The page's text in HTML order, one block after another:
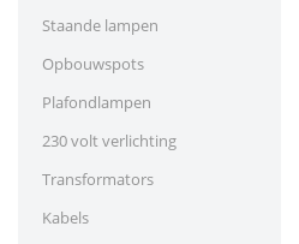
Staande lampen
Opbouwspots
Plafondlampen
230 volt verlichting
Transformators
Kabels